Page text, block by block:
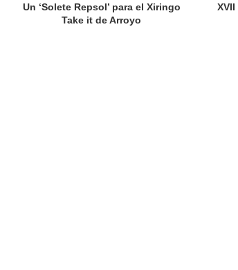
Un ‘Solete Repsol’ para el Xiringo
Take it de Arroyo